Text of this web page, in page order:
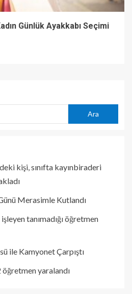
Günlük Ayakkabı Seçimi
Ara
kişi, sınıfta kayınbiraderi
Merasimle Kutlandı
tanımadığı öğretmen
ile Kamyonet Çarpıştı
öğretmen yaralandı